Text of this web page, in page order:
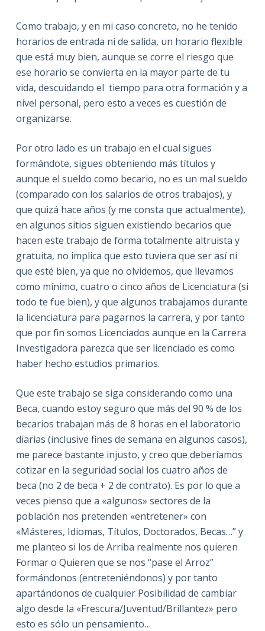
Como trabajo, y en mi caso concreto, no he tenido
horarios de entrada ni de salida, un horario flexible
que está muy bien, aunque se corre el riesgo que
ese horario se convierta en la mayor parte de tu
vida, descuidando el tiempo para otra formación y a
nivel personal, pero esto a veces es cuestión de
organizarse.
Por otro lado es un trabajo en el cual sigues
formándote, sigues obteniendo más títulos y
aunque el sueldo como becario, no es un mal sueldo
(comparado con los salarios de otros trabajos), y
que quizá hace años (y me consta que actualmente),
en algunos sitios siguen existiendo becarios que
hacen este trabajo de forma totalmente altruista y
gratuita, no implica que esto tuviera que ser así ni
que esté bien, ya que no olvidemos, que llevamos
como mínimo, cuatro o cinco años de Licenciatura (si
todo te fue bien), y que algunos trabajamos durante
la licenciatura para pagarnos la carrera, y por tanto
que por fin somos Licenciados aunque en la Carrera
Investigadora parezca que ser licenciado es como
haber hecho estudios primarios.
Que este trabajo se siga considerando como una
Beca, cuando estoy seguro que más del 90 % de los
becarios trabajan más de 8 horas en el laboratorio
diarias (inclusive fines de semana en algunos casos),
me parece bastante injusto, y creo que deberíamos
cotizar en la seguridad social los cuatro años de
beca (no 2 de beca + 2 de contrato). Es por lo que a
veces pienso que a «algunos» sectores de la
población nos pretenden «entretener» con
«Másteres, Idiomas, Títulos, Doctorados, Becas…” y
me planteo si los de Arriba realmente nos quieren
Formar o Quieren que se nos “pase el Arroz”
formándonos (entreteniéndonos) y por tanto
apartándonos de cualquier Posibilidad de cambiar
algo desde la «Frescura/Juventud/Brillantez» pero
esto es sólo un pensamiento…